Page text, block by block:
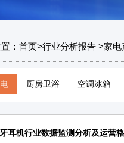
： 首页>行业分析报告 >家电
厨房卫浴 空调冰箱